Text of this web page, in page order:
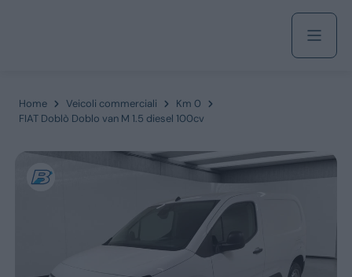
Acquista
Azienda
Servizi
Home Veicoli commerciali
Km 0
FIAT Doblò Doblo van M 1.5 diesel 100cv